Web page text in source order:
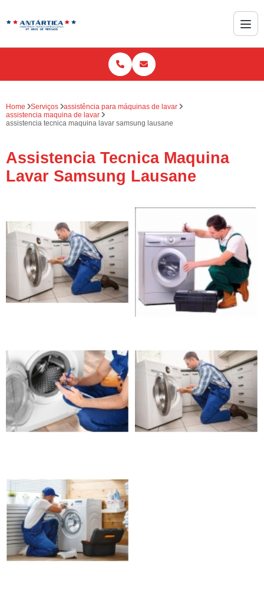
Home Serviços
assistência para máquinas de lavar
assistencia maquina de lavar
assistencia tecnica maquina lavar samsung lausane
Assistencia Tecnica Maquina
Lavar Samsung Lausane